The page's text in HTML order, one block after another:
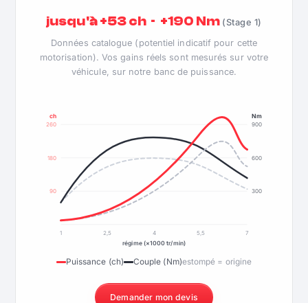
jusqu'à +53 ch · +190 Nm (Stage 1)
Données catalogue (potentiel indicatif pour cette
motorisation). Vos gains réels sont mesurés sur votre
véhicule, sur notre banc de puissance.
90
180
260
300
600
900
ch Nm
1 2,5 4 5,5
7
régime (×1000 tr/min)
Puissance (ch) Couple (Nm)estompé = origine
Demander mon devis